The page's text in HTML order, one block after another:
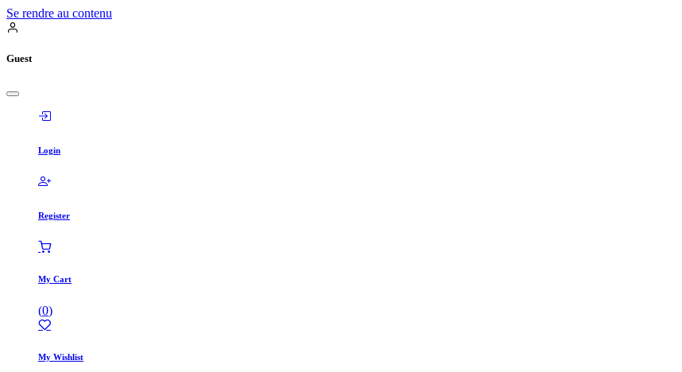
Se rendre au contenu
Guest
Login
Register
My Cart
(0)
My Wishlist